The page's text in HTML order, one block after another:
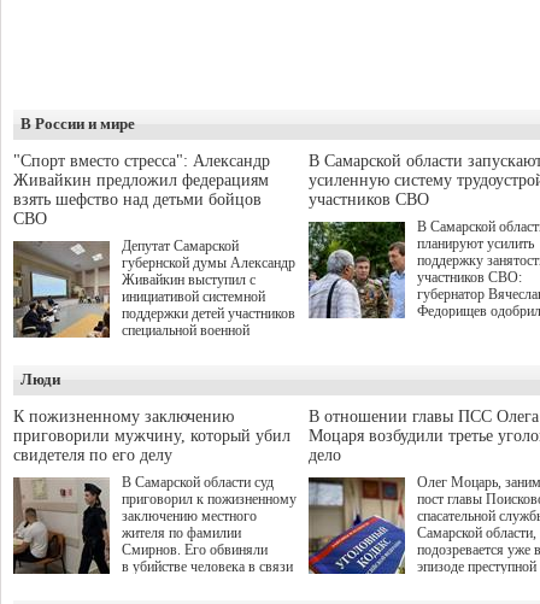
В России и мире
"Спорт вместо стресса": Александр
Живайкин предложил федерациям
взять шефство над детьми бойцов
СВО
Депутат Самарской
губернской думы Александр
Живайкин выступил с
инициативой системной
поддержки детей участников
специальной военной
"Помощь фронту и семьям
участников СВО", которая
прошла в Отрадном 7
августа.
В Самарской области
усиленную систему
участников СВО
В Самарской
планируют усилить
поддержку
участников СВО:
губернатор
Федорищев
на трудоустройство
спокойную
мирной жизни.
Люди
К пожизненному заключению
приговорили мужчину, который убил
свидетеля по его делу
В Самарской области суд
приговорил к пожизненному
заключению местного
жителя по фамилии
Смирнов. Его обвиняли
в убийстве человека в связи
В отношении главы ПСС Олега
Моцаря возбудили третье
дело
Олег Моцарь,
пост главы
спасательной
Самарской области,
подозревается уже
эпизоде преступной